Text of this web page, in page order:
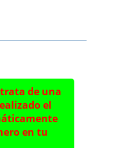
de una
el
en tu